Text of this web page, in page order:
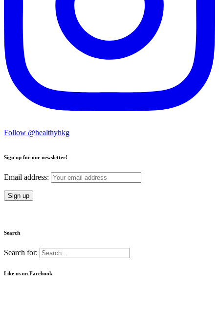
Follow @healthyhkg
Sign up for our newsletter!
Email address:
Search
Search for:
Like us on Facebook